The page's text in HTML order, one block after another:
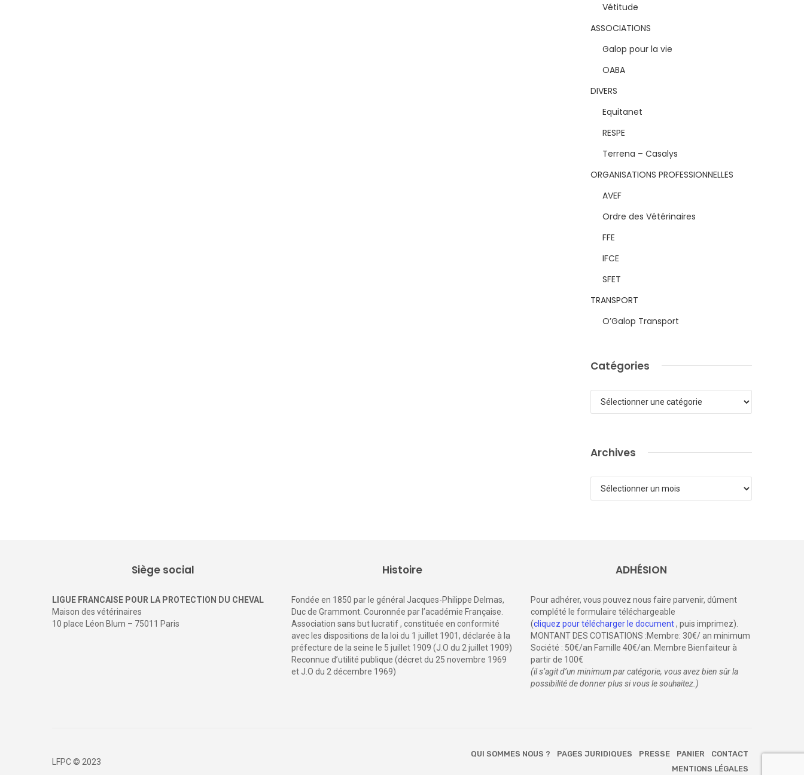
Vétitude
ASSOCIATIONS
Galop pour la vie
OABA
DIVERS
Equitanet
RESPE
Terrena – Casalys
ORGANISATIONS PROFESSIONNELLES
AVEF
Ordre des Vétérinaires
FFE
IFCE
SFET
TRANSPORT
O’Galop Transport
Catégories
Archives
Siège social
LIGUE FRANCAISE POUR LA PROTECTION DU CHEVAL
Maison des vétérinaires
10 place Léon Blum – 75011 Paris
Histoire
Fondée en 1850 par le général Jacques-Philippe Delmas,
Duc de Grammont. Couronnée par l’académie Française.
Association sans but lucratif , constituée en conformité
avec les dispositions de la loi du 1 juillet 1901, déclarée à la
préfecture de la seine le 5 juillet 1909 (J.O du 2 juillet 1909)
Reconnue d’utilité publique (décret du 25 novembre 1969
et J.O du 2 décembre 1969)
ADHÉSION
Pour adhérer, vous pouvez nous faire parvenir, dûment
complété le formulaire téléchargeable
(cliquez pour télécharger le document, puis imprimez).
MONTANT DES COTISATIONS :Membre: 30€/ an minimum
Société : 50€/an Famille 40€/an. Membre Bienfaiteur à
partir de 100€
(il s’agit d’un minimum par catégorie, vous avez bien sûr la
possibilité de donner plus si vous le souhaitez.)
LFPC © 2023
QUI SOMMES NOUS ? PAGES JURIDIQUES PRESSE PANIER
CONTACT
MENTIONS LÉGALES